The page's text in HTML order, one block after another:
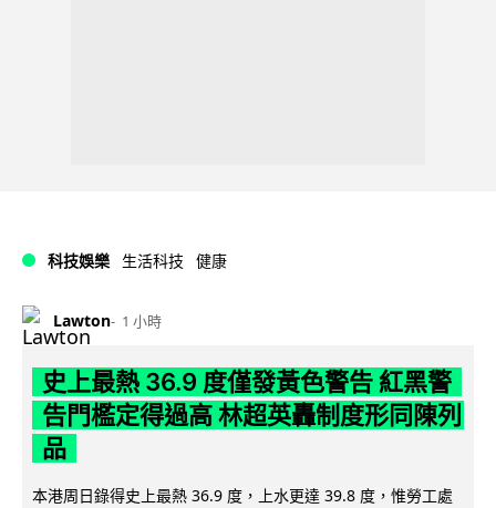
科技娛樂 生活科技 健康
Lawton 1 小時
史上最熱 36.9 度僅發黃色警告 紅黑警
告門檻定得過高 林超英轟制度形同陳列
品
本港周日錄得史上最熱 36.9 度，上水更達 39.8 度，惟勞工處